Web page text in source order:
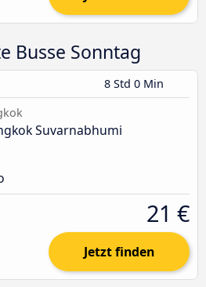
Busse Sonntag
8 Std 0 Min
Suvarnabhumi
21 €
Jetzt finden